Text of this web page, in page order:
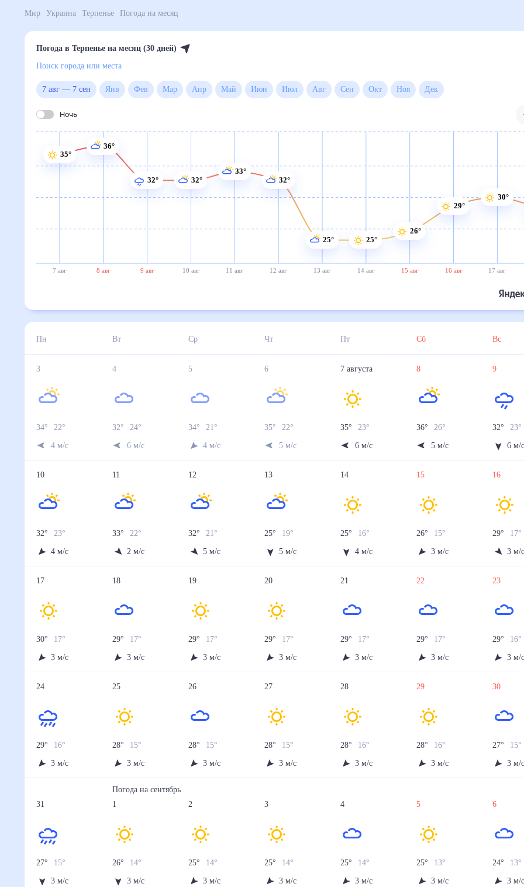
Мир Украина Терпенье Погода на месяц
Погода в Терпенье на месяц (30 дней)
Поиск города или места
7 авг—7 сен Янв Фев Мар Апр Май Июн Июл Авг Сен Окт Ноя
Ночь
7 авг 8 авг 9 авг 10 авг 11 авг 12 авг 13 авг 14 авг 15 авг 16 авг 17 авг
35°
36°
32° 32°
33°
32°
25° 25°
26°
29°
30°
Пн Вт Ср Чт Пт Сб Вс
3
34° 22
4 м/с
4
32° 24
6 м/с
5
34° 21°
4 м/с
6
35° 22°
5 м/с
7 августа
35° 23°
6 м/с
8
36° 26
5 м/с
9
32° 23°
6 м/
10
32° 23°
4 м/с
11
33° 22°
2 м/с
12
32° 21°
5 м/с
13
25° 19°
5 м/с
14
25° 16°
4 м/с
15
26° 15°
3 м/с
16
29° 17°
3 м/
17
30° 17°
3 м/с
18
29° 17°
3 м/с
19
29° 17°
3 м/с
20
29° 17°
3 м/с
21
29° 17°
3 м/с
22
29° 17°
3 м/с
23
29° 16°
3 м/
24
29° 16°
3 м/с
25
28° 15°
3 м/с
26
28° 15°
3 м/с
27
28° 15°
3 м/с
28
28° 16°
3 м/с
29
28° 16°
3 м/с
30
27° 15°
3 м/
31
27° 15°
3 м/с
Погода насентябрь
1
26° 14°
3 м/с
2
25° 14°
3 м/с
3
25° 14°
3 м/с
4
25° 14°
3 м/с
5
25° 13°
3 м/с
6
24° 13°
3 м/